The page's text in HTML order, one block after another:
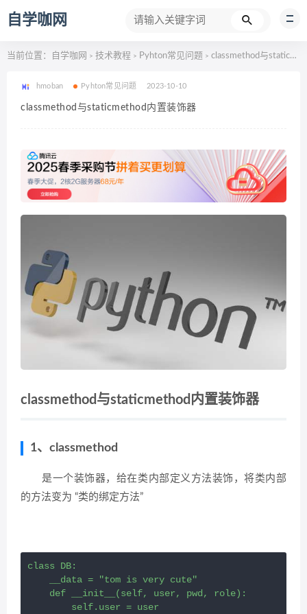
自学咖网
当前位置： 自学咖网 > 技术教程 > Pyhton常见问题 > classmethod与staticmethod内置装饰器
hmoban Pyhton常见问题 2023-10-10
classmethod与staticmethod内置装饰器
classmethod与staticmethod内置装饰器
1、classmethod
是一个装饰器，给在类内部定义方法装饰，将类内部
的方法变为 “类的绑定方法”
class DB:
    __data = "tom is very cute"
    def __init__(self, user, pwd, role):
        self.user = user